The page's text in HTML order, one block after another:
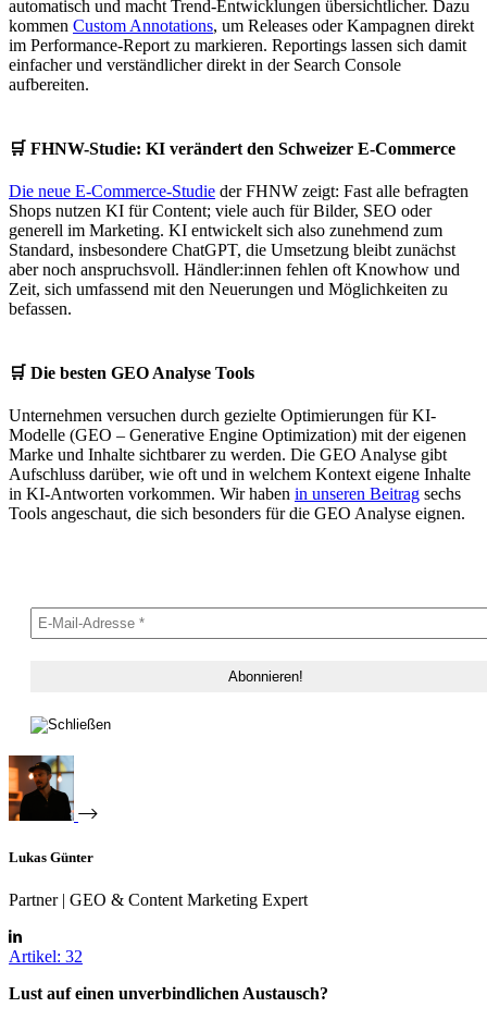
automatisch und macht Trend-Entwicklungen übersichtlicher. Dazu
kommen Custom Annotations, um Releases oder Kampagnen direkt
im Performance-Report zu markieren. Reportings lassen sich damit
einfacher und verständlicher direkt in der Search Console
aufbereiten.
🛒 FHNW-Studie: KI verändert den Schweizer E-Commerce
Die neue E-Commerce-Studie der FHNW zeigt: Fast alle befragten
Shops nutzen KI für Content; viele auch für Bilder, SEO oder
generell im Marketing. KI entwickelt sich also zunehmend zum
Standard, insbesondere ChatGPT, die Umsetzung bleibt zunächst
aber noch anspruchsvoll. Händler:innen fehlen oft Knowhow und
Zeit, sich umfassend mit den Neuerungen und Möglichkeiten zu
befassen.
🛒 Die besten GEO Analyse Tools
Unternehmen versuchen durch gezielte Optimierungen für KI-
Modelle (GEO – Generative Engine Optimization) mit der eigenen
Marke und Inhalte sichtbarer zu werden. Die GEO Analyse gibt
Aufschluss darüber, wie oft und in welchem Kontext eigene Inhalte
in KI-Antworten vorkommen. Wir haben in unseren Beitrag sechs
Tools angeschaut, die sich besonders für die GEO Analyse eignen.
Lukas Günter
Partner | GEO & Content Marketing Expert
Artikel: 32
Lust auf einen unverbindlichen Austausch?